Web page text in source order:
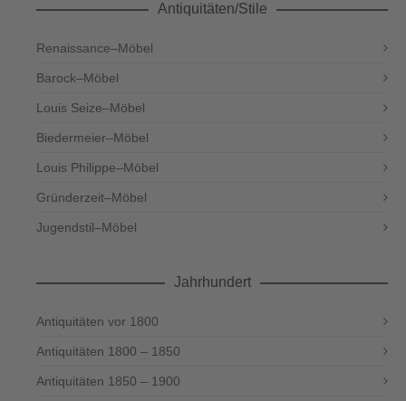
Antiquitäten/Stile
Renaissance–Möbel
Barock–Möbel
Louis Seize–Möbel
Biedermeier–Möbel
Louis Philippe–Möbel
Gründerzeit–Möbel
Jugendstil–Möbel
Jahrhundert
Antiquitäten vor 1800
Antiquitäten 1800 – 1850
Antiquitäten 1850 – 1900